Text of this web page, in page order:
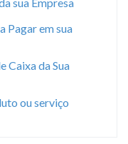
Pagar em sua
Caixa da Sua
ou serviço